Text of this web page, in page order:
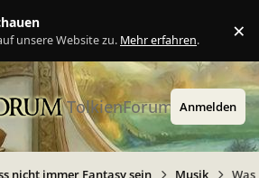
unsere Website zu. Mehr erfahren. ×
TolkienForum Anmelden